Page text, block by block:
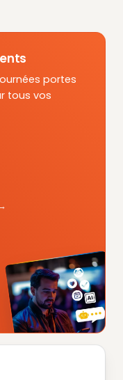
portes
tous vos